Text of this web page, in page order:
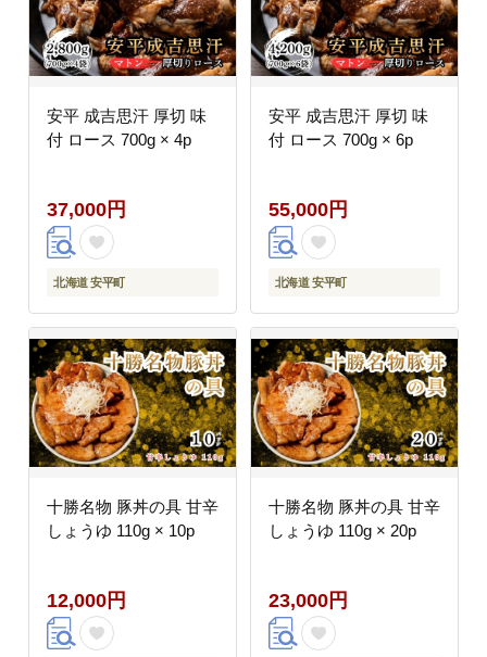
安平 成吉思汗 厚切 味
付 ロース 700g × 4p
37,000円
北海道 安平町
安平 成吉思汗 厚切 味
付 ロース 700g × 6p
55,000円
北海道 安平町
十勝名物 豚丼の具 甘辛
しょうゆ 110g × 10p
12,000円
十勝名物 豚丼の具 甘辛
しょうゆ 110g × 20p
23,000円